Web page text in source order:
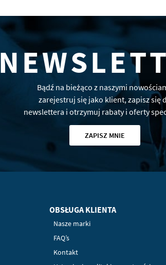
Bądź na bieżąco z naszymi
zarejestruj się jako klient, zapisz się
newslettera i otrzymuj rabaty i oferty
ZAPISZ MNIE
OBSŁUGA KLIENTA
Nasze marki
FAQ’s
Kontakt